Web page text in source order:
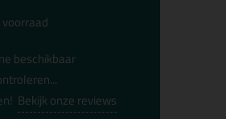
beschikbaar
Bekijk onze reviews